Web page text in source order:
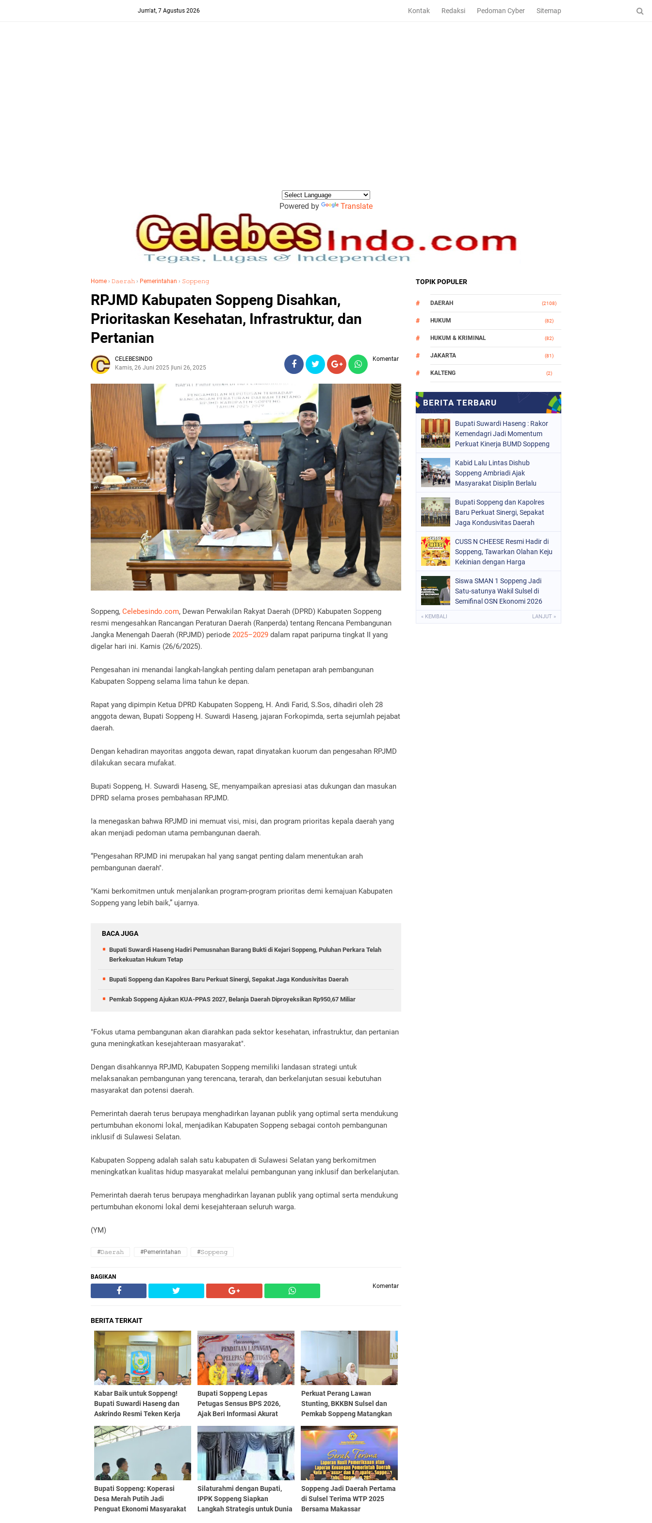
Jum'at, 7 Agustus 2026 Kontak Redaksi Pedoman Cyber Sitemap
Powered by Translate
Home › 𝙳𝚊𝚎𝚛𝚊𝚑 › Pemerintahan › 𝚂𝚘𝚙𝚙𝚎𝚗𝚐
RPJMD Kabupaten Soppeng Disahkan,
Prioritaskan Kesehatan, Infrastruktur, dan
Pertanian
CELEBESINDO
Kamis, 26 Juni 2025 Juni 26, 2025
Komentar
Soppeng, Celebesindo.com, Dewan Perwakilan Rakyat Daerah (DPRD) Kabupaten Soppeng
resmi mengesahkan Rancangan Peraturan Daerah (Ranperda) tentang Rencana Pembangunan
Jangka Menengah Daerah (RPJMD) periode 2025–2029 dalam rapat paripurna tingkat II yang
digelar hari ini. Kamis (26/6/2025).
Pengesahan ini menandai langkah-langkah penting dalam penetapan arah pembangunan
Kabupaten Soppeng selama lima tahun ke depan.
Rapat yang dipimpin Ketua DPRD Kabupaten Soppeng, H. Andi Farid, S.Sos, dihadiri oleh 28
anggota dewan, Bupati Soppeng H. Suwardi Haseng, jajaran Forkopimda, serta sejumlah pejabat
daerah.
Dengan kehadiran mayoritas anggota dewan, rapat dinyatakan kuorum dan pengesahan RPJMD
dilakukan secara mufakat.
Bupati Soppeng, H. Suwardi Haseng, SE, menyampaikan apresiasi atas dukungan dan masukan
DPRD selama proses pembahasan RPJMD.
Ia menegaskan bahwa RPJMD ini memuat visi, misi, dan program prioritas kepala daerah yang
akan menjadi pedoman utama pembangunan daerah.
“Pengesahan RPJMD ini merupakan hal yang sangat penting dalam menentukan arah
pembangunan daerah".
"Kami berkomitmen untuk menjalankan program-program prioritas demi kemajuan Kabupaten
Soppeng yang lebih baik,” ujarnya.
BACA JUGA
Bupati Suwardi Haseng Hadiri Pemusnahan Barang Bukti di Kejari Soppeng, Puluhan Perkara Telah
Berkekuatan Hukum Tetap
Bupati Soppeng dan Kapolres Baru Perkuat Sinergi, Sepakat Jaga Kondusivitas Daerah
Pemkab Soppeng Ajukan KUA-PPAS 2027, Belanja Daerah Diproyeksikan Rp950,67 Miliar
"Fokus utama pembangunan akan diarahkan pada sektor kesehatan, infrastruktur, dan pertanian
guna meningkatkan kesejahteraan masyarakat".
Dengan disahkannya RPJMD, Kabupaten Soppeng memiliki landasan strategi untuk
melaksanakan pembangunan yang terencana, terarah, dan berkelanjutan sesuai kebutuhan
masyarakat dan potensi daerah.
Pemerintah daerah terus berupaya menghadirkan layanan publik yang optimal serta mendukung
pertumbuhan ekonomi lokal, menjadikan Kabupaten Soppeng sebagai contoh pembangunan
inklusif di Sulawesi Selatan.
Kabupaten Soppeng adalah salah satu kabupaten di Sulawesi Selatan yang berkomitmen
meningkatkan kualitas hidup masyarakat melalui pembangunan yang inklusif dan berkelanjutan.
Pemerintah daerah terus berupaya menghadirkan layanan publik yang optimal serta mendukung
pertumbuhan ekonomi lokal demi kesejahteraan seluruh warga.
(YM)
#𝙳𝚊𝚎𝚛𝚊𝚑 #Pemerintahan #𝚂𝚘𝚙𝚙𝚎𝚗𝚐
BAGIKAN
Komentar
BERITA TERKAIT
Kabar Baik untuk Soppeng!
Bupati Suwardi Haseng dan
Askrindo Resmi Teken Kerja
Sama Strategis
Bupati Soppeng Lepas
Petugas Sensus BPS 2026,
Ajak Beri Informasi Akurat
Perkuat Perang Lawan
Stunting, BKKBN Sulsel dan
Pemkab Soppeng Matangkan
Sinergi hingga Tingkat
Lapangan
Bupati Soppeng: Koperasi
Desa Merah Putih Jadi
Penguat Ekonomi Masyarakat
Silaturahmi dengan Bupati,
IPPK Soppeng Siapkan
Langkah Strategis untuk Dunia
Soppeng Jadi Daerah Pertama
di Sulsel Terima WTP 2025
Bersama Makassar
TOPIK POPULER
DAERAH (2108)
HUKUM (82)
HUKUM & KRIMINAL (82)
JAKARTA (81)
KALTENG (2)
MAKASSAR
(1021)
ORGANISASI (184)
PERISTIWA (68)
POLRI
SULSEL (846)
Bupati Suwardi Haseng : Rakor
Kemendagri Jadi Momentum
Perkuat Kinerja BUMD Soppeng
Kabid Lalu Lintas Dishub
Soppeng Ambriadi Ajak
Masyarakat Disiplin Berlalu
Bupati Soppeng dan Kapolres
Baru Perkuat Sinergi, Sepakat
Jaga Kondusivitas Daerah
CUSS N CHEESE Resmi Hadir di
Soppeng, Tawarkan Olahan Keju
Kekinian dengan Harga
Siswa SMAN 1 Soppeng Jadi
Satu-satunya Wakil Sulsel di
Semifinal OSN Ekonomi 2026
« KEMBALI LANJUT »